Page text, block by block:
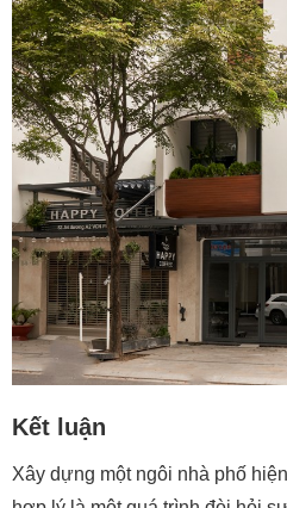
Kết luận
Xây dựng một ngôi nhà phố